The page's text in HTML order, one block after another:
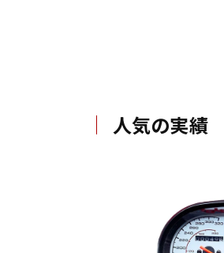
人気の実績